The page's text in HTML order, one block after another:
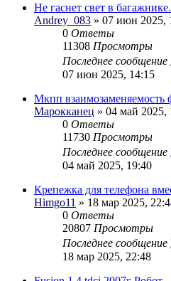
Не гаснет свет в багажнике.
Andrey_083 » 07 июн 2025,
0 Ответы
11308 Просмотры
Последнее сообщение
07 июн 2025, 14:15
Мкпп
Марокканец » 04 май 2025,
0 Ответы
11730 Просмотры
Последнее сообщение
04 май 2025, 19:40
Крепежка для телефона
Himgo11 » 18 мар 2025,
0 Ответы
20807 Просмотры
Последнее сообщение
18 мар 2025, 22:48